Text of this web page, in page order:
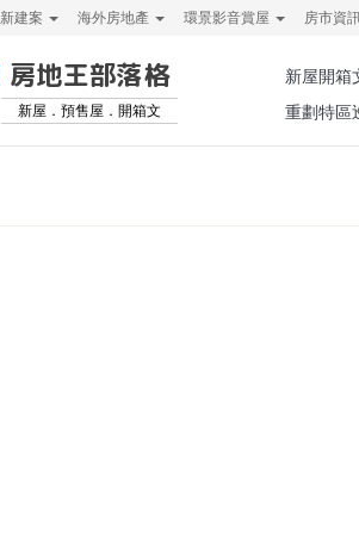
新建案 海外房地產 環景影音賞屋 房市資
房地王部落格
新屋．預售屋．開箱文
新屋開箱
重劃特區